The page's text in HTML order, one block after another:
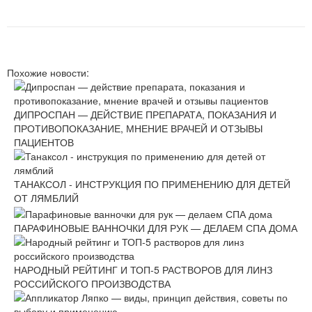
Похожие новости:
ДИПРОСПАН — ДЕЙСТВИЕ ПРЕПАРАТА, ПОКАЗАНИЯ И
ПРОТИВОПОКАЗАНИЕ, МНЕНИЕ ВРАЧЕЙ И ОТЗЫВЫ
ПАЦИЕНТОВ
ТАНАКСОЛ - ИНСТРУКЦИЯ ПО ПРИМЕНЕНИЮ ДЛЯ ДЕТЕЙ
ОТ ЛЯМБЛИЙ
ПАРАФИНОВЫЕ ВАННОЧКИ ДЛЯ РУК — ДЕЛАЕМ СПА ДОМА
НАРОДНЫЙ РЕЙТИНГ И ТОП-5 РАСТВОРОВ ДЛЯ ЛИНЗ
РОССИЙСКОГО ПРОИЗВОДСТВА